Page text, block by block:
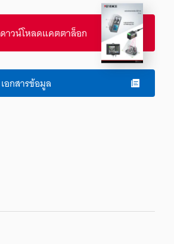
ดาวน์โหลดแคตตาล็อก
เอกสารข้อมูล